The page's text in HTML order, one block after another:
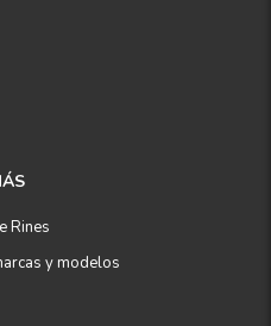
Rines
y modelos